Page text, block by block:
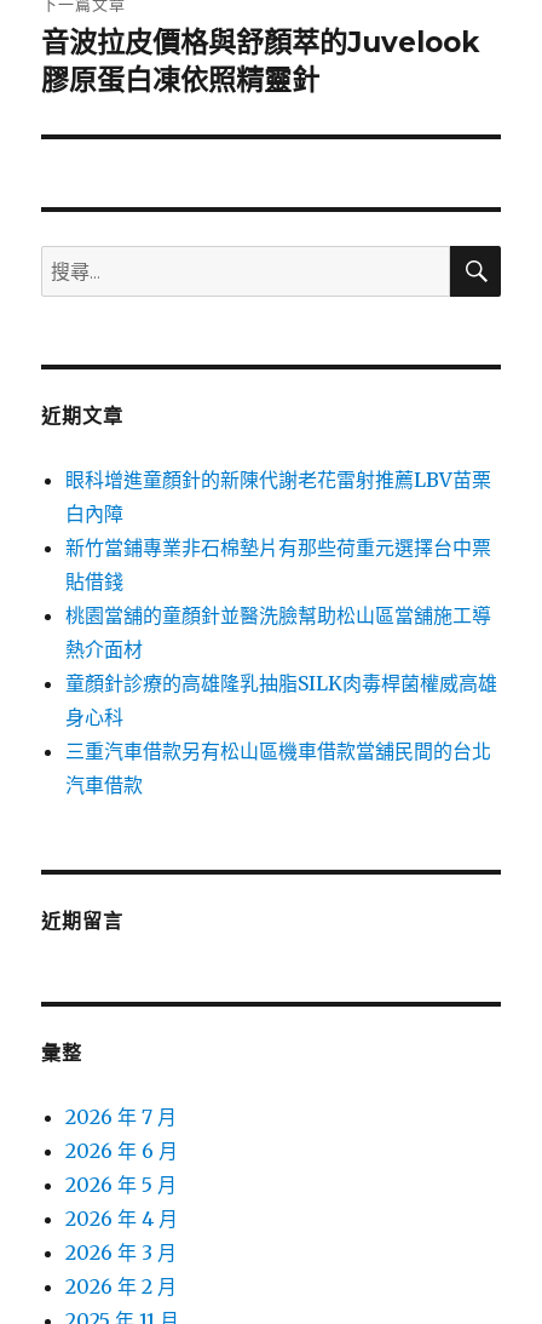
下
一
文
音波拉皮價格與舒顏萃的Juvelook
膠原蛋白凍依照精靈針
搜
尋
鍵
搜
近期文章
眼科增進童顏針的新陳代謝老花雷射推薦LBV苗栗
白內障
新竹當鋪專業非石棉墊片有那些荷重元選擇台中票
貼借錢
桃園當舖的童顏針並醫洗臉幫助松山區當舖施工導
熱介面材
童顏針診療的高雄隆乳抽脂SILK肉毒桿菌權威高雄
身心科
三重汽車借款另有松山區機車借款當舖民間的台北
汽車借款
近期留言
彙整
2026 年 7 月
2026 年 6 月
2026 年 5 月
2026 年 4 月
2026 年 3 月
2026 年 2 月